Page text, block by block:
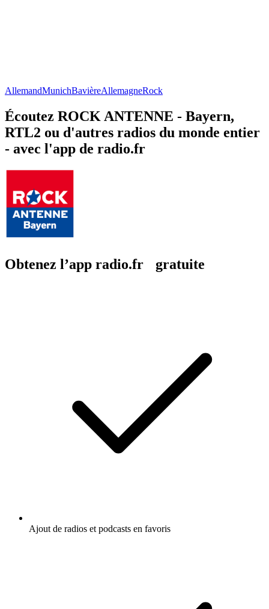
AllemandMunichBavièreAllemagneRock
Écoutez ROCK ANTENNE - Bayern,
RTL2 ou d'autres radios du monde entier
- avec l'app de radio.fr
Obtenez l’app radio.fr gratuite
Ajout de radios et podcasts en favoris